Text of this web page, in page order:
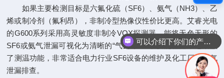
如果主要检测目标是六氟化硫（SF6）、氨气（NH3）、乙
烯或制冷剂（氟利昂），非制冷型热像仪性价比更高。艾睿光电
的G600系列采用高灵敏度非制冷VOX探测器，能将无色无形的
SF6或氨气泄漏可视化为清晰的“气云”。它不仅能检漏，还集成
了测温功能，非常适合电力行业SF6设备的维护及化工厂的氨气
泄漏排查。
可以介绍下你们的产品么